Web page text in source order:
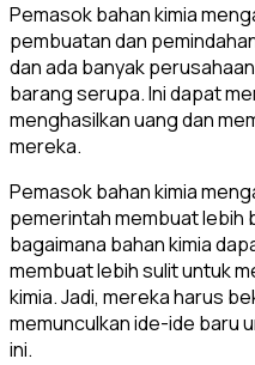
Pemasok bahan kimia
pembuatan dan
dan ada banyak
barang serupa. Ini dapat
menghasilkan uang dan
mereka.
Pemasok bahan kimia
pemerintah membuat lebih
bagaimana bahan kimia
membuat lebih sulit untuk
kimia. Jadi, mereka harus
memunculkan ide-ide baru
ini.